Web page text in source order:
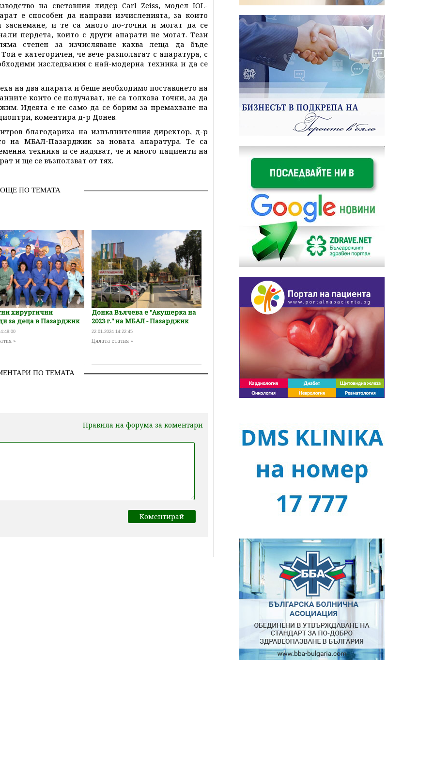
на световния лидер Carl Zeiss, модел IOL-
е способен да направи изчисленията, за които
заснемане, и те са много по-точни и могат да се
пердета, които с други апарати не могат. Тези
степен за изчисляване каква леща да бъде
е категоричен, че вече разполагат с апаратура, с
изследвания с най-модерна техника и да се
на два апарата и беше необходимо поставянето на
които се получават, не са толкова точни, за да
Идеята е не само да се борим за премахване на
коментира д-р Донев.
благодариха на изпълнителния директор, д-р
на МБАЛ-Пазарджик за новата апаратура. Те са
техника и се надяват, че и много пациенти на
и ще се възползват от тях.
ОЩЕ ПО ТЕМАТА
хирургични
за деца в Пазарджик
»
Донка Вълчева е "Акушерка на
2023 г." на МБАЛ - Пазарджик
22.01.2024 14:22:45
Цялата статия »
ПО ТЕМАТА
Правила на форума за коментари